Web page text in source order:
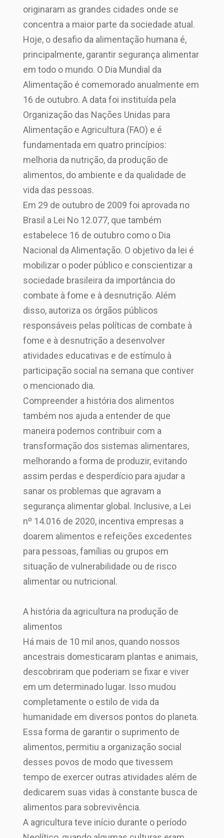
originaram as grandes cidades onde se
concentra a maior parte da sociedade atual.
Hoje, o desafio da alimentação humana é,
principalmente, garantir segurança alimentar
em todo o mundo. O Dia Mundial da
Alimentação é comemorado anualmente em
16 de outubro. A data foi instituída pela
Organização das Nações Unidas para
Alimentação e Agricultura (FAO) e é
fundamentada em quatro princípios:
melhoria da nutrição, da produção de
alimentos, do ambiente e da qualidade de
vida das pessoas.
Em 29 de outubro de 2009 foi aprovada no
Brasil a Lei No 12.077, que também
estabelece 16 de outubro como o Dia
Nacional da Alimentação. O objetivo da lei é
mobilizar o poder público e conscientizar a
sociedade brasileira da importância do
combate à fome e à desnutrição. Além
disso, autoriza os órgãos públicos
responsáveis pelas políticas de combate à
fome e à desnutrição a desenvolver
atividades educativas e de estímulo à
participação social na semana que contiver
o mencionado dia.
Compreender a história dos alimentos
também nos ajuda a entender de que
maneira podemos contribuir com a
transformação dos sistemas alimentares,
melhorando a forma de produzir, evitando
assim perdas e desperdício para ajudar a
sanar os problemas que agravam a
segurança alimentar global. Inclusive, a Lei
nº 14.016 de 2020, incentiva empresas a
doarem alimentos e refeições excedentes
para pessoas, famílias ou grupos em
situação de vulnerabilidade ou de risco
alimentar ou nutricional.
A história da agricultura na produção de
alimentos
Há mais de 10 mil anos, quando nossos
ancestrais domesticaram plantas e animais,
descobriram que poderiam se fixar e viver
em um determinado lugar. Isso mudou
completamente o estilo de vida da
humanidade em diversos pontos do planeta.
Essa forma de garantir o suprimento de
alimentos, permitiu a organização social
desses povos de modo que tivessem
tempo de exercer outras atividades além de
dedicarem suas vidas à constante busca de
alimentos para sobrevivência.
A agricultura teve início durante o período